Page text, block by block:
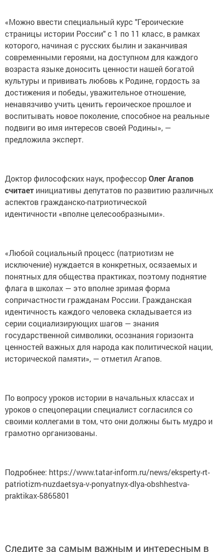
«Можно ввести специальный курс "Героические
страницы истории России" с 1 по 11 класс, в рамках
которого, начиная с русских былин и заканчивая
современными героями, на доступном для каждого
возраста языке доносить ценности нашей богатой
культуры и прививать любовь к Родине, гордость за
достижения и победы, уважительное отношение,
ненавязчиво учить ценить героическое прошлое и
воспитывать новое поколение, способное на реальные
подвиги во имя интересов своей Родины», —
предложила эксперт.
Доктор философских наук, профессорОлег Агапов
считает инициативы депутатов по развитию различных
аспектов гражданско-патриотической
идентичности «вполне целесообразными».
«Любой социальный процесс (патриотизм не
исключение) нуждается в конкретных, осязаемых и
понятных для общества практиках, поэтому поднятие
флага в школах — это вполне зримая форма
сопричастности гражданам России. Гражданская
идентичность каждого человека складывается из
серии социализирующих шагов — знания
государственной символики, осознания горизонта
ценностей важных для народа как политической нации,
исторической памяти», — отметил Агапов.
По вопросу уроков истории в начальных классах и
уроков о спецоперации специалист согласился со
своими коллегами в том, что они должны быть мудро и
грамотно организованы.
Подробнее: https://www.tatar-inform.ru/news/eksperty-rt-
patriotizm-nuzdaetsya-v-ponyatnyx-dlya-obshhestva-
praktikax-5865801
Следите за самым важным и интересным в